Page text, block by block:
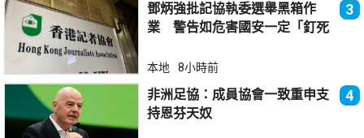
鄧炳強批記協執委選舉黑箱作
業 警告如危害國安一定「釘死
3
本地 8小時前
非洲足協：成員協會一致重申支
持恩芬天奴
4